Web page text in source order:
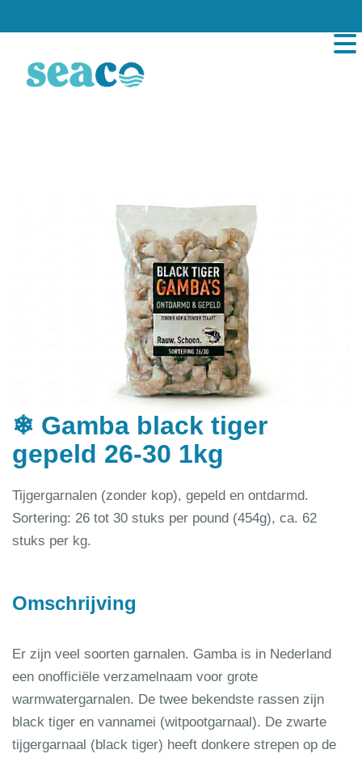
❄ Gamba black tiger
gepeld 26-30 1kg
Tijgergarnalen (zonder kop), gepeld en ontdarmd.
Sortering: 26 tot 30 stuks per pound (454g), ca. 62
stuks per kg.
Omschrijving
Er zijn veel soorten garnalen. Gamba is in Nederland
een onofficiële verzamelnaam voor grote
warmwatergarnalen. De twee bekendste rassen zijn
black tiger en vannamei (witpootgarnaal). De zwarte
tijgergarnaal (black tiger) heeft donkere strepen op de